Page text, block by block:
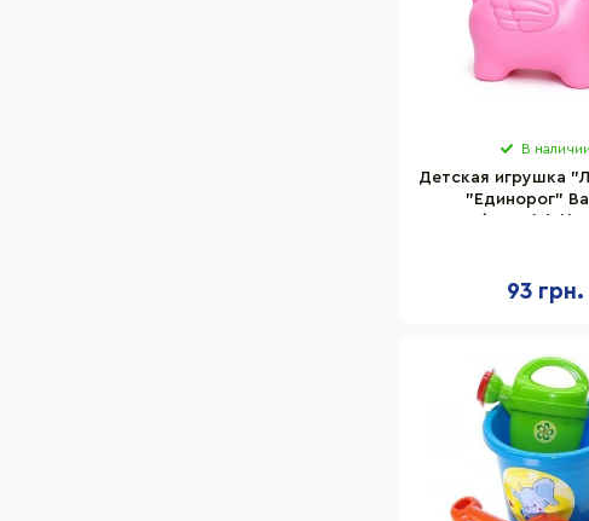
В наличии
Детская игрушка
"Единорог"
93 грн.